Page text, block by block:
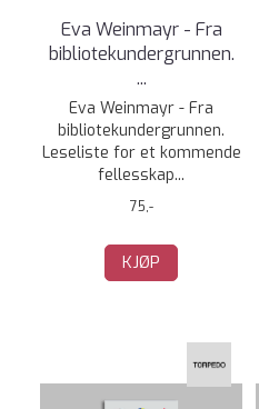
Eva Weinmayr - Fra
bibliotekundergrunnen.
...
Eva Weinmayr - Fra
bibliotekundergrunnen.
Leseliste for et kommende
fellesskap...
75,-
KJØP